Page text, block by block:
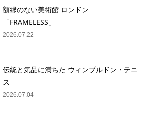
額縁のない美術館 ロンドン
「FRAMELESS」
2026.07.22
伝統と気品に満ちた ウィンブルドン・テニ
ス
2026.07.04